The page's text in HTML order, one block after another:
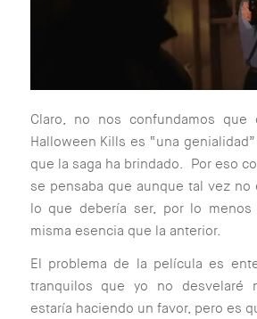
Claro, no nos confundamos que
Halloween Kills es “una
que la saga ha brindado. Por eso
se pensaba que aunque tal vez no
lo que debería ser, por lo menos
misma esencia que la anterior.
El problema de la película es
tranquilos que yo no desvelaré
estaría haciendo un favor, pero es